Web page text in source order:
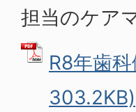
担当のケア
R8年歯
303.2KB)